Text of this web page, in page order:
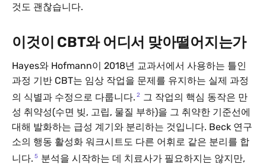
것도 괜찮습니다.
이것이 CBT와 어디서 맞아떨어지는가
Hayes와 Hofmann이 2018년 교과서에서 사용하는 틀인
과정 기반 CBT는 임상 작업을 문제를 유지하는 실제 과정
의 식별과 수정으로 다룹니다. 2 그 작업의 핵심 동작은 만
성 취약성(수면 빚, 고립, 물질 부하)을 그 취약한 기준선에
대해 발화하는 급성 계기와 분리하는 것입니다. Beck 연구
소의 행동 활성화 워크시트도 다른 어휘로 같은 분리를 합
니다. 5 분석을 시작하는 데 치료사가 필요하지는 않지만,